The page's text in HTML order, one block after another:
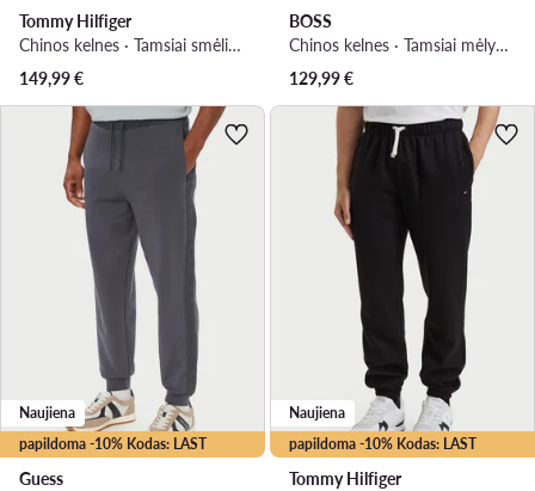
Tommy Hilfiger
Chinos kelnes · Tamsiai smėlinė · Regular Fit
149,99€
BOSS
Chinos kelnes · Tamsiai mėlyna · Slim Fit
129,99€
papildoma -10% Kodas: LAST
Naujiena
Guess
papildoma -10% Kodas: LAST
Naujiena
Tommy Hilfiger